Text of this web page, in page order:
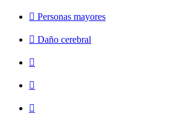
Personas mayores
Daño cerebral